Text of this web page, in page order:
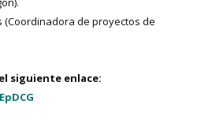
(Coordinadora de proyectos de
siguiente enlace: